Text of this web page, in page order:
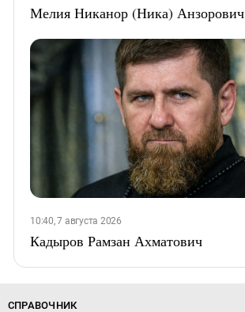
Мелия Никанор (Ника) Анзорович
10:40, 7 августа 2026
Кадыров Рамзан Ахматович
СПРАВОЧНИК